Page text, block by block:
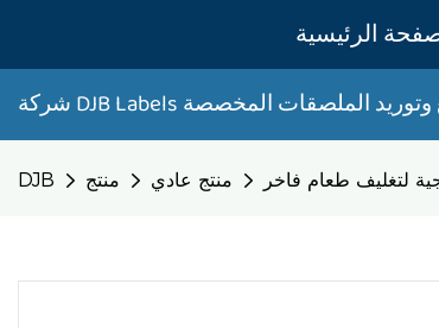
الرئيسية
شركة DJB
DJB منتج منتج عادي لتغليف طعام فاخر